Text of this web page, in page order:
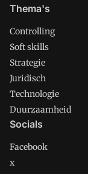
Thema's
Controlling
Soft skills
Strategie
Juridisch
Technologie
Duurzaamheid
Socials
Facebook
x